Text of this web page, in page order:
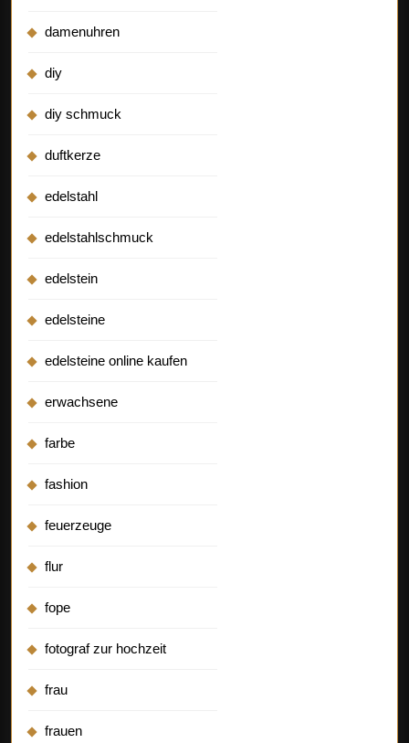
damenuhren
diy
diy schmuck
duftkerze
edelstahl
edelstahlschmuck
edelstein
edelsteine
edelsteine online kaufen
erwachsene
farbe
fashion
feuerzeuge
flur
fope
fotograf zur hochzeit
frau
frauen